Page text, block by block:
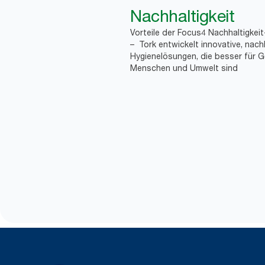
Nachhaltigkeit
Vorteile der Focus4
– Tork entwickelt innovative,
Hygienelösungen, die besser für
Menschen und Umwelt sind